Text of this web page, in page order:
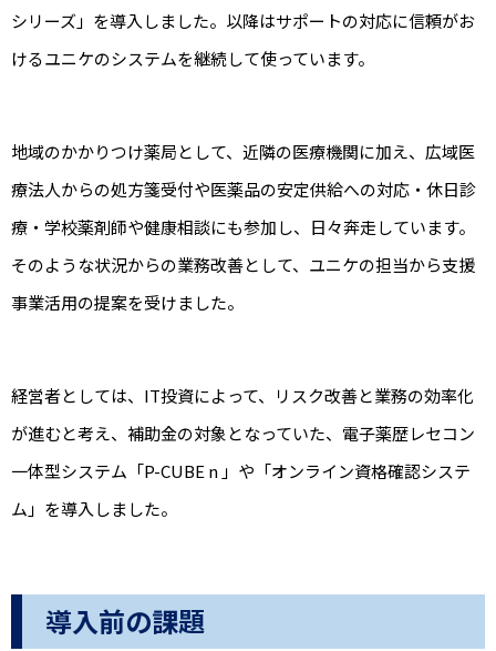
シリーズ」を導入しました。以降はサポートの対応に信頼がお
けるユニケのシステムを継続して使っています。
地域のかかりつけ薬局として、近隣の医療機関に加え、広域医
療法人からの処方箋受付や医薬品の安定供給への対応・休日診
療・学校薬剤師や健康相談にも参加し、日々奔走しています。
そのような状況からの業務改善として、ユニケの担当から支援
事業活用の提案を受けました。
経営者としては、IT投資によって、リスク改善と業務の効率化
が進むと考え、補助金の対象となっていた、電子薬歴レセコン
一体型システム「P-CUBE n 」や「オンライン資格確認システ
ム」を導入しました。
導入前の課題